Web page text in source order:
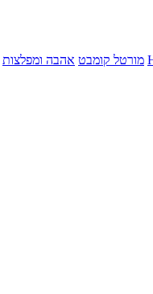
מורטל קומבט אהבה ומפלצות